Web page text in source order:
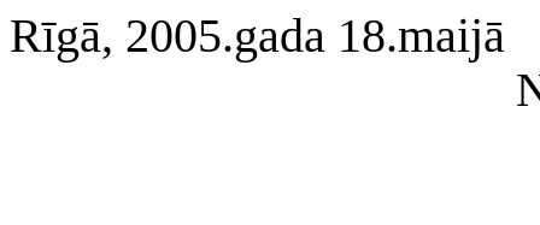
Rīgā, 2005.gada 18.maijā